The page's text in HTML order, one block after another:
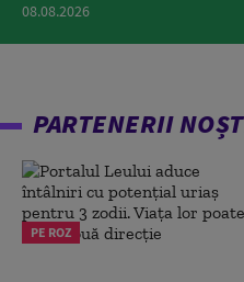
08.08.2026
PARTENERII
PE ROZ